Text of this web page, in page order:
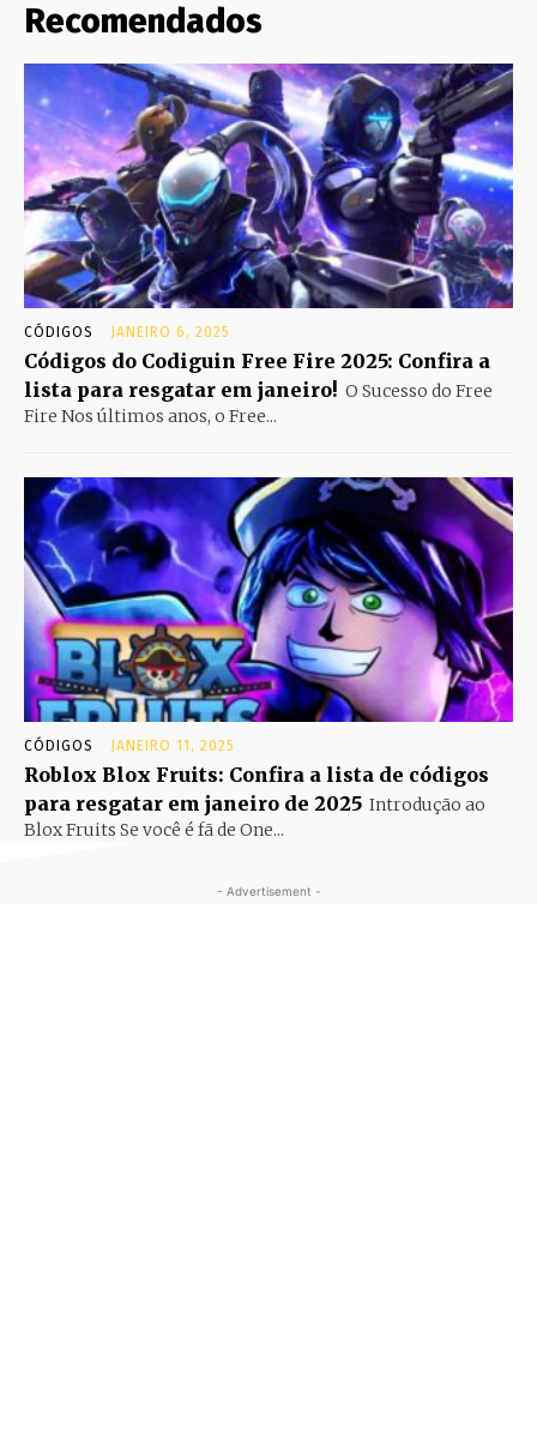
Recomendados
CÓDIGOS JANEIRO 6, 2025
Códigos do Codiguin Free Fire 2025: Confira a
lista para resgatar em janeiro! O Sucesso do Free
Fire Nos últimos anos, o Free...
CÓDIGOS JANEIRO 11, 2025
Roblox Blox Fruits: Confira a lista de códigos
para resgatar em janeiro de 2025 Introdução ao
Blox Fruits Se você é fã de One...
- Advertisement -